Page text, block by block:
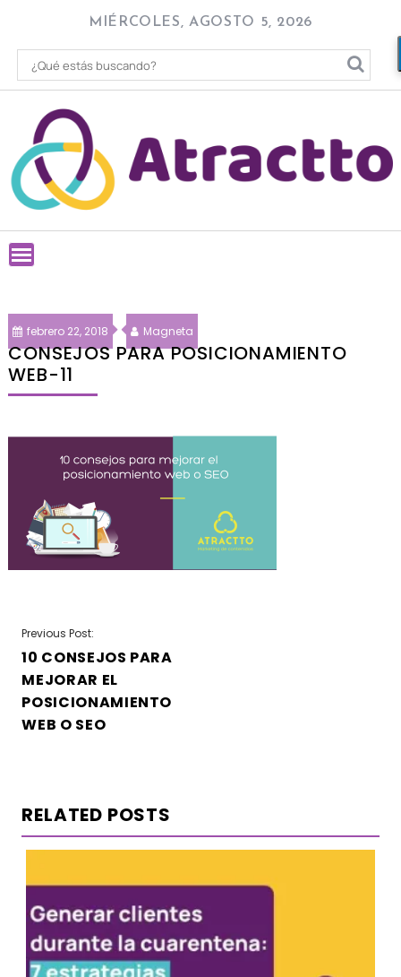
content
MIÉRCOLES, AGOSTO 5, 2026
febrero 22, 2018 Magneta
CONSEJOS PARA POSICIONAMIENTO
WEB-11
NAVEGACIÓN
DE
ENTRADAS
Previous Post:
10 CONSEJOS PARA
MEJORAR EL
POSICIONAMIENTO
WEB O SEO
RELATED POSTS